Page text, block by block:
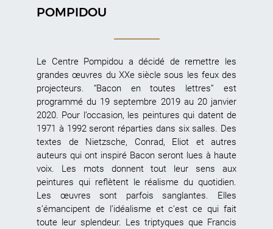
POMPIDOU
Le Centre Pompidou a décidé de remettre les
grandes œuvres du XXe siècle sous les feux des
projecteurs. “Bacon en toutes lettres” est
programmé du 19 septembre 2019 au 20 janvier
2020. Pour l’occasion, les peintures qui datent de
1971 à 1992 seront réparties dans six salles. Des
textes de Nietzsche, Conrad, Eliot et autres
auteurs qui ont inspiré Bacon seront lues à haute
voix. Les mots donnent tout leur sens aux
peintures qui reflètent le réalisme du quotidien.
Les œuvres sont parfois sanglantes. Elles
s’émancipent de l’idéalisme et c’est ce qui fait
toute leur splendeur. Les triptyques que Francis